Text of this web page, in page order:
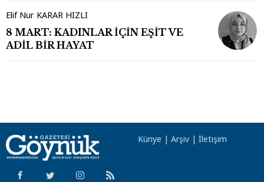
Elif Nur KARAR HIZLI
8 MART: KADINLAR İÇİN EŞİT VE
ADİL BİR HAYAT
Künye | Arşiv | İletişim